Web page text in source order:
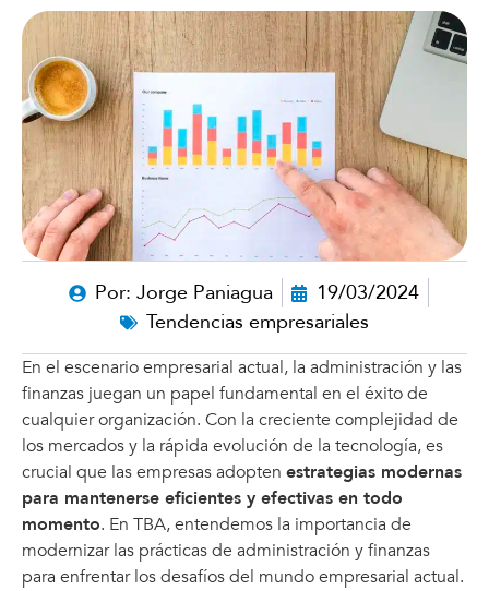
Por: Jorge Paniagua
19/03/2024
Tendencias empresariales
En el escenario empresarial actual, la administración y las
finanzas juegan un papel fundamental en el éxito de
cualquier organización. Con la creciente complejidad de
los mercados y la rápida evolución de la tecnología, es
crucial que las empresas adopten estrategias modernas
para mantenerse eficientes y efectivas en todo
momento. En TBA, entendemos la importancia de
modernizar las prácticas de administración y finanzas
para enfrentar los desafíos del mundo empresarial actual.